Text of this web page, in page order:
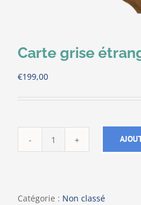
Carte grise
€199,00
quantité
grise
Catégorie : Non classé